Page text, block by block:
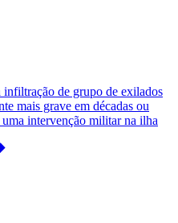
de grupo de exilados
mais grave em décadas ou
intervenção militar na ilha